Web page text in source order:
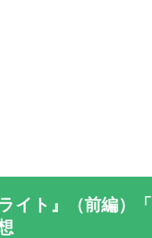
イト』（前編）